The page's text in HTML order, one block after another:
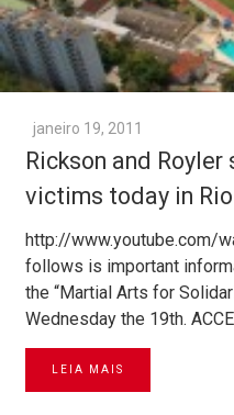
janeiro 19, 2011
Rickson and
victims today in Rio
http://www.youtube.com/
follows is important
the “Martial Arts for
Wednesday the 19th.
LEIA MAIS